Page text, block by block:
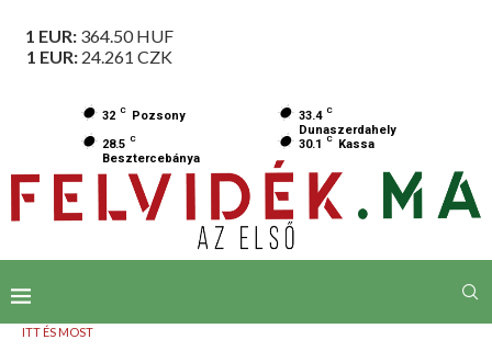
1 EUR: 364.50HUF
1 EUR: 24.261 CZK
32 C Pozsony 33.4 C
Dunaszerdahely
28.5 C
Besztercebánya
30.1 C Kassa
ITT ÉS MOST